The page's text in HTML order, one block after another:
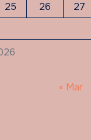
25 26 27
« Mar